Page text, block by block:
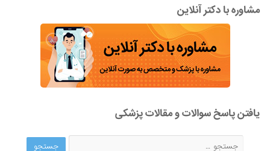
مشاوره با دکتر آنلاین
یافتن پاسخ سوالات و مقالات پزشکی